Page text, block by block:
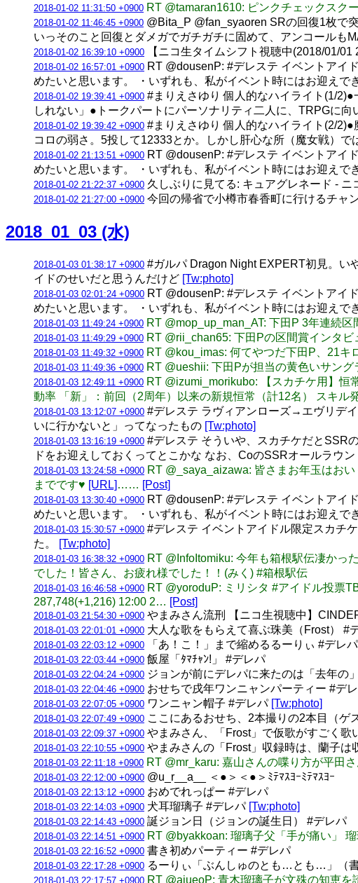
2018-01-02 11:31:50 +0900 RT @tamaran1610: ピンクチェックスク
2018-01-02 11:46:45 +0900 @Bita_P @fan_syaoren SRの回復1枚で
いっそのこと回復とダメガでガチガチに固めて、アンコールも
2018-01-02 16:39:10 +0900 【ニコ生タイムシフト視聴中(2018/01/
2018-01-02 16:57:01 +0900 RT @dousenP: #デレステ イベントアイ
めたいと思います。 ・いずれも、私がイベント時にはお迎えで
2018-01-02 19:39:41 +0900 #まりえさゆり 個人的なハイライト(1/
しれない」●トークパートにパーソナリティ二人に、TRPGに向
2018-01-02 19:39:42 +0900 #まりえさゆり 個人的なハイライト(2/
コロの弱さ。5投して12333とか。しかし肝心な所（魔女戦）で
2018-01-02 21:13:51 +0900 RT @dousenP: #デレステ イベントアイ
めたいと思います。 ・いずれも、私がイベント時にはお迎えで
2018-01-02 21:22:37 +0900 久しぶりに見てる: キュアグレネード - ニ
2018-01-02 21:27:00 +0900 今回の帰省で小樽市春香町に行けるチャ
2018_01_03 (水)
2018-01-03 01:38:17 +0900 #ガルパ Dragon Night EXPERT初見。い
イドのせいだと思うんだけど [Tw:photo]
2018-01-03 02:01:24 +0900 RT @dousenP: #デレステ イベントアイ
めたいと思います。 ・いずれも、私がイベント時にはお迎えで
2018-01-03 11:49:24 +0900 RT @mop_up_man_AT: 下田P 3年連続区
2018-01-03 11:49:29 +0900 RT @rii_chan65: 下田Pの区間賞インタ
2018-01-03 11:49:32 +0900 RT @kou_imas: 何てやつだ下田P、21キ
2018-01-03 11:49:36 +0900 RT @ueshii: 下田Pが担当の黄色いサン
2018-01-03 12:49:11 +0900 RT @izumi_morikubo: 【スカチケ用】恒
動率 「新」：前回（2周年）以来の新規恒常（計12名） スキル
2018-01-03 13:12:07 +0900 #デレステ ラヴィアンローズ→エヴリデ
いに行かないと」ってなったもの [Tw:photo]
2018-01-03 13:16:19 +0900 #デレステ そういや、スカチケだとSSR
ドをお迎えしておくってとこかな なお、CoのSSRオールラウン
2018-01-03 13:24:58 +0900 RT @_saya_aizawa: 皆さまお年玉はお
までです♥️ [URL] …… [Post]
2018-01-03 13:30:40 +0900 RT @dousenP: #デレステ イベントアイ
めたいと思います。 ・いずれも、私がイベント時にはお迎えで
2018-01-03 15:30:57 +0900 #デレステ イベントアイドル限定スカチ
た。
[Tw:photo]
2018-01-03 16:38:32 +0900 RT @InfoItomiku: 今年も箱根駅伝凄かっ
でした！皆さん、お疲れ様でした！！(みく) #箱根駅伝
2018-01-03 16:46:58 +0900 RT @yoroduP: ミリシタ #アイドル投票
287,748(+1,216) 12:00 2… [Post]
2018-01-03 21:54:30 +0900 やまみさん流刑 【ニコ生視聴中】
2018-01-03 22:01:01 +0900 大人な歌をもらえて喜ぶ珠美（Frost） #
2018-01-03 22:03:12 +0900 「あ！こ！」まで縮めるるーりぃ #デレパ
2018-01-03 22:03:44 +0900 飯屋「ﾀﾏﾁｬﾝ!」 #デレパ
2018-01-03 22:04:24 +0900 ジョンが前にデレパに来たのは「去年の
2018-01-03 22:04:46 +0900 おせちで戌年ワンニャンパーティー #デ
2018-01-03 22:07:05 +0900 ワンニャン帽子 #デレパ [Tw:photo]
2018-01-03 22:07:49 +0900 ここにあるおせち、2本撮りの2本目（
2018-01-03 22:09:37 +0900 やまみさん、「Frost」で仮歌がすごく
2018-01-03 22:10:55 +0900 やまみさんの「Frost」収録時は、蘭子は
2018-01-03 22:11:18 +0900 RT @mr_karu: 嘉山さんの喋り方が平田
2018-01-03 22:12:00 +0900 @u_r__a__ ＜●＞＜●＞ﾐﾃﾏｽﾖｰﾐﾃﾏｽﾖｰ
2018-01-03 22:13:12 +0900 おめでれっぱー #デレパ
2018-01-03 22:14:03 +0900 犬耳瑠璃子 #デレパ [Tw:photo]
2018-01-03 22:14:43 +0900 誕ジョン日（ジョンの誕生日） #デレパ
2018-01-03 22:14:51 +0900 RT @byakkoan: 瑠璃子父「手が痛い」
2018-01-03 22:16:52 +0900 書き初めパーティー #デレパ
2018-01-03 22:17:28 +0900 るーりぃ「ぶんしゅのとも…とも…」（
2018-01-03 22:17:57 +0900 RT @aiueoP: 青木瑠璃子が文殊の知恵